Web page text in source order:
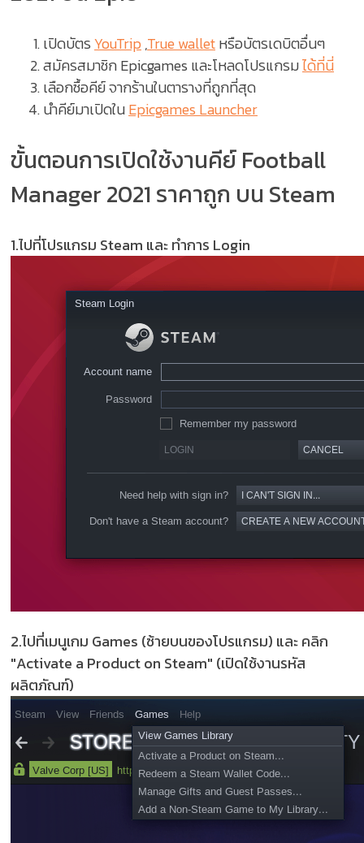
เปิดบัตรYouTrip,True walletหรือบัตรเดบิตอื่นๆ
สมัครสมาชิก Epicgames และโหลดโปรแกรมได้ที่นี่
เลือกซื้อคีย์ จากร้านในตารางที่ถูกที่สุด
นำคีย์มาเปิดในEpicgames Launcher
ขั้นตอนการเปิดใช้งานคีย์ Football
Manager 2021 ราคาถูก บน Steam
1.ไปที่โปรแกรม Steam และ ทำการ Login
2.ไปที่เมนูเกม Games (ซ้ายบนของโปรแกรม) และ คลิก
"Activate a Product on Steam" (เปิดใช้งานรหัส
ผลิตภัณฑ์)